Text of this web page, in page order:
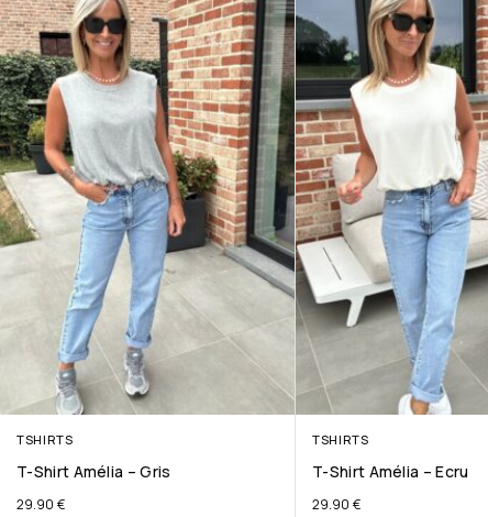
TSHIRTS
T-Shirt Amélia – Gris
29.90 €
TSHIRTS
T-Shirt Amélia – Ecru
29.90 €